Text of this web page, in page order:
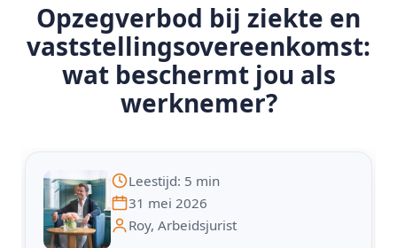
Opzegverbod bij ziekte en
vaststellingsovereenkomst:
wat beschermt jou als
werknemer?
Leestijd: 5 min
31 mei 2026
Roy, Arbeidsjurist